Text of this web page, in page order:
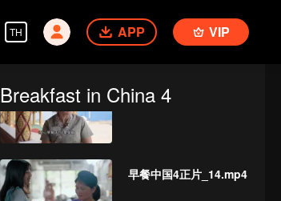
TH APP VIP
Breakfast in China 4早餐中国4正片_13.mp4
早餐中国4正片_14.mp4